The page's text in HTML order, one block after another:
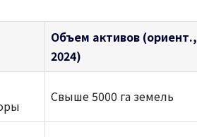
Объем активов (ориент.,
2024)
Свыше 5000 га земель